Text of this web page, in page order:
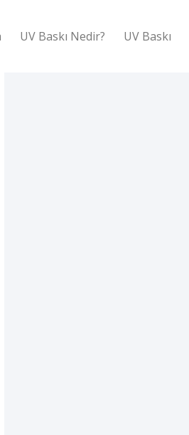
UV Baskı Nedir? UV Baskı